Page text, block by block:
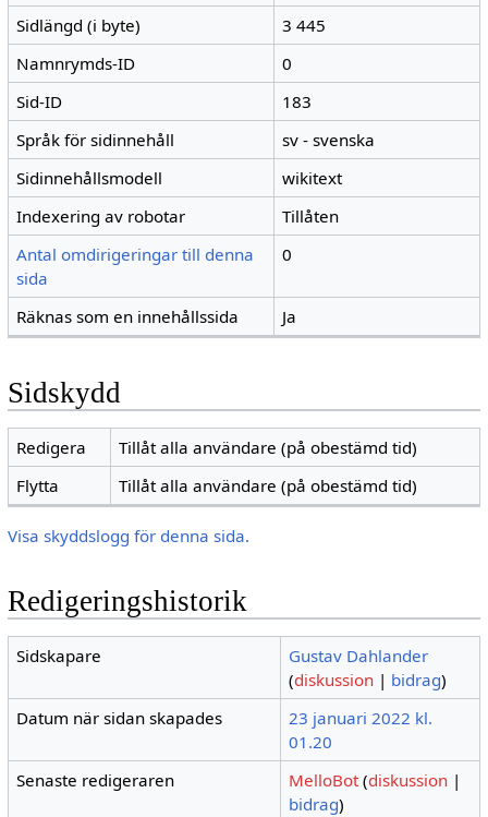
Sidlängd (i byte)
3 445
Namnrymds-ID
0
Sid-ID
183
Språk för sidinnehåll
sv - svenska
Sidinnehållsmodell
wikitext
Indexering av robotar
Tillåten
Antal omdirigeringar till denna
sida
0
Räknas som en innehållssida Ja
Sidskydd
Redigera
Tillåt alla användare (på obestämd tid)
Flytta
Tillåt alla användare (på obestämd tid)
Visa skyddslogg för denna sida.
Redigeringshistorik
Sidskapare
Gustav Dahlander
(diskussion | bidrag)
Datum när sidan skapades
23 januari 2022 kl.
01.20
Senaste redigeraren
MelloBot (diskussion |
bidrag)